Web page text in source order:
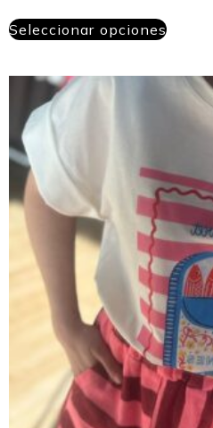
Seleccionar opciones